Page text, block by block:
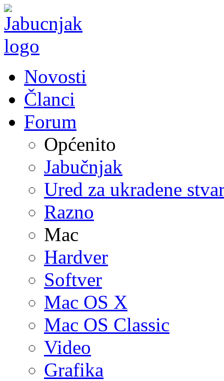
Novosti
Članci
Forum
Općenito
Jabučnjak
Ured za ukradene
Razno
Mac
Hardver
Softver
Mac OS X
Mac OS Classic
Video
Grafika